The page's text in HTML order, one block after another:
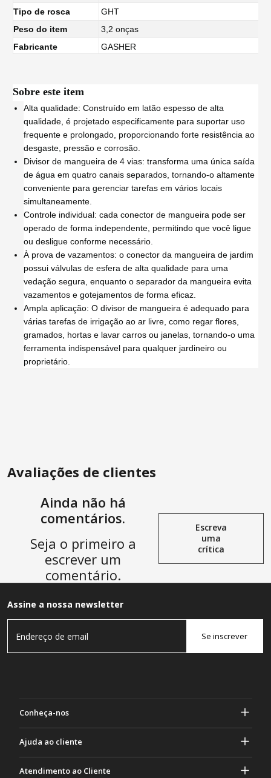
Tipo de rosca
GHT
Peso do item
3,2 onças
Fabricante
GASHER
Sobre este item
Alta qualidade: Construído em latão espesso de alta
qualidade, é projetado especificamente para suportar uso
frequente e prolongado, proporcionando forte resistência ao
desgaste, pressão e corrosão.
Divisor de mangueira de 4 vias: transforma uma única saída
de água em quatro canais separados, tornando-o altamente
conveniente para gerenciar tarefas em vários locais
simultaneamente.
Controle individual: cada conector de mangueira pode ser
operado de forma independente, permitindo que você ligue
ou desligue conforme necessário.
À prova de vazamentos: o conector da mangueira de jardim
possui válvulas de esfera de alta qualidade para uma
vedação segura, enquanto o separador da mangueira evita
vazamentos e gotejamentos de forma eficaz.
Ampla aplicação: O divisor de mangueira é adequado para
várias tarefas de irrigação ao ar livre, como regar flores,
gramados, hortas e lavar carros ou janelas, tornando-o uma
ferramenta indispensável para qualquer jardineiro ou
proprietário.
Avaliações de clientes
Ainda não há
comentários.
Seja o primeiro a
escrever um
comentário.
Escreva
uma
crítica
Assine a nossa newsletter
Se inscrever
Conheça-nos
Termos e Condições
Ajuda ao cliente
Atendimento ao Cliente